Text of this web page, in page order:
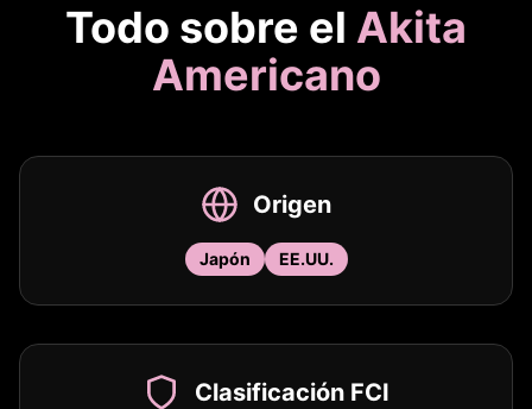
Todo sobre el Akita
Americano
Origen
Japón EE.UU.
Clasificación FCI